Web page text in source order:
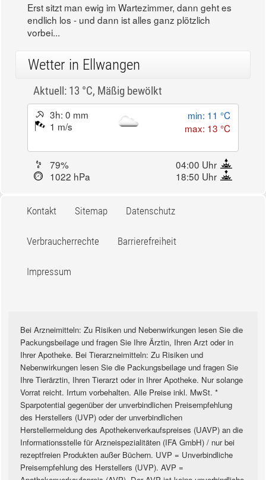
Erst sitzt man ewig im Wartezimmer, dann geht es
endlich los - und dann ist alles ganz plötzlich
vorbei...
Wetter in Ellwangen
Aktuell: 13 °C, Mäßig bewölkt
3h: 0 mm
1 m/s
min: 11 °C
max: 13 °C
79%
04:00 Uhr
1022 hPa
18:50 Uhr
Kontakt Sitemap Datenschutz
Verbraucherrechte Barrierefreiheit
Impressum
Bei Arzneimitteln: Zu Risiken und Nebenwirkungen lesen Sie die
Packungsbeilage und fragen Sie Ihre Ärztin, Ihren Arzt oder in
Ihrer Apotheke. Bei Tierarzneimitteln: Zu Risiken und
Nebenwirkungen lesen Sie die Packungsbeilage und fragen Sie
Ihre Tierärztin, Ihren Tierarzt oder in Ihrer Apotheke. Nur solange
Vorrat reicht. Irrtum vorbehalten. Alle Preise inkl. MwSt. *
Sparpotential gegenüber der unverbindlichen Preisempfehlung
des Herstellers (UVP) oder der unverbindlichen
Herstellermeldung des Apothekenverkaufspreises (UAVP) an die
Informationsstelle für Arzneispezialitäten (IFA GmbH) / nur bei
rezeptfreien Produkten außer Büchern. UVP = Unverbindliche
Preisempfehlung des Herstellers (UVP). AVP =